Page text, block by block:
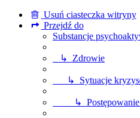
Usuń ciasteczka witryny
Przejdź do
Substancje
↳ Zdrowie
↳ Sytuacje
↳ Postępowanie i